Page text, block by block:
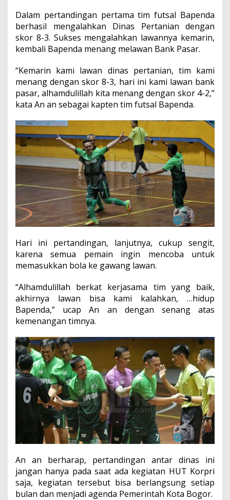
Dalam pertandingan pertama tim futsal Bapenda
berhasil mengalahkan Dinas Pertanian dengan
skor 8-3. Sukses mengalahkan lawannya kemarin,
kembali Bapenda menang melawan Bank Pasar.
“Kemarin kami lawan dinas pertanian, tim kami
menang dengan skor 8-3, hari ini kami lawan bank
pasar, alhamdulillah kita menang dengan skor 4-2,”
kata An an sebagai kapten tim futsal Bapenda.
Hari ini pertandingan, lanjutnya, cukup sengit,
karena semua pemain ingin mencoba untuk
memasukkan bola ke gawang lawan.
“Alhamdulillah berkat kerjasama tim yang baik,
akhirnya lawan bisa kami kalahkan, …hidup
Bapenda,” ucap An an dengan senang atas
kemenangan timnya.
An an berharap, pertandingan antar dinas ini
jangan hanya pada saat ada kegiatan HUT Korpri
saja, kegiatan tersebut bisa berlangsung setiap
bulan dan menjadi agenda Pemerintah Kota Bogor.